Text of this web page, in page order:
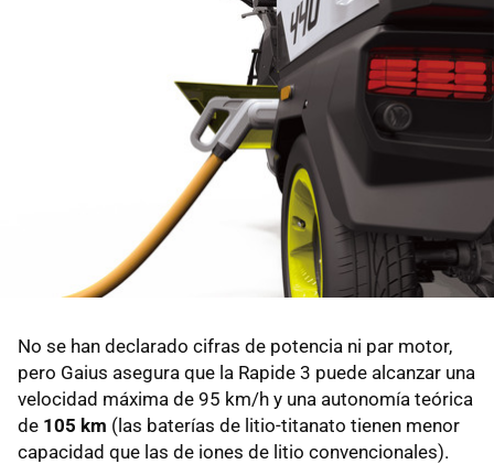
No se han declarado cifras de potencia ni par motor,
pero Gaius asegura que la Rapide 3 puede alcanzar una
velocidad máxima de 95 km/h y una autonomía teórica
de 105 km (las baterías de litio-titanato tienen menor
capacidad que las de iones de litio convencionales).